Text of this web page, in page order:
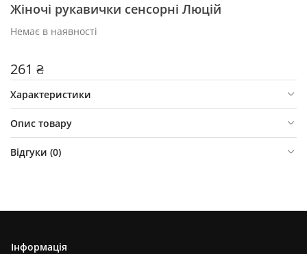
Жіночі рукавички сенсорні Люцій
Немає в наявності
261 ₴
Характеристики
Опис товару
Відгуки (0)
Інформація